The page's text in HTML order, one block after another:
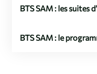
BTS SAM : les suites
BTS SAM : le